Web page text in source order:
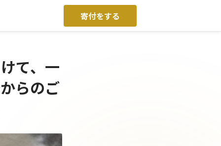
寄付をする
て、一
らのご